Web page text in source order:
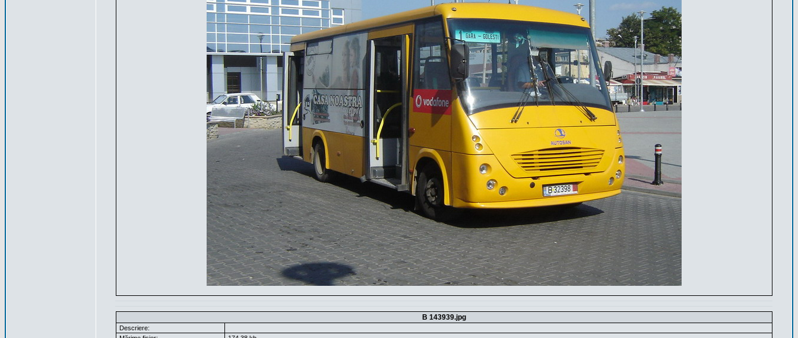
B 143939.jpg
Descriere: